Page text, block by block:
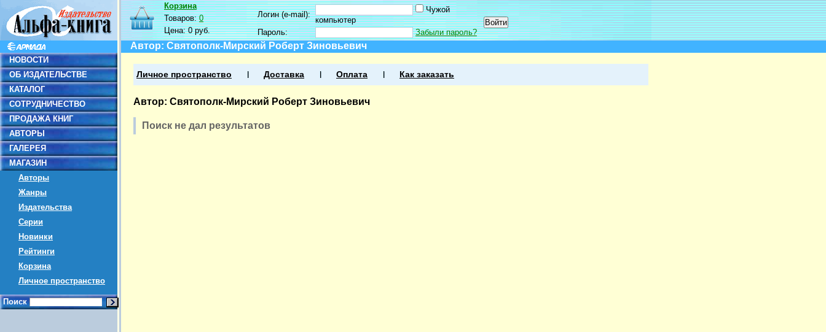
НОВОСТИ
ОБ ИЗДАТЕЛЬСТВЕ
КАТАЛОГ
СОТРУДНИЧЕСТВО
ПРОДАЖА КНИГ
АВТОРЫ
ГАЛЕРЕЯ
МАГАЗИН
Авторы
Жанры
Издательства
Серии
Новинки
Рейтинги
Корзина
Личное пространство
Поиск
Корзина
Товаров:0
Цена:0 руб.
Логин (e-mail):
Чужой
компьютер
Пароль:
Забыли пароль?
Автор: Святополк-Мирский Роберт Зиновьевич
Личное пространство Доставка Оплата Как заказать
Автор: Святополк-Мирский Роберт Зиновьевич
Поиск не дал результатов